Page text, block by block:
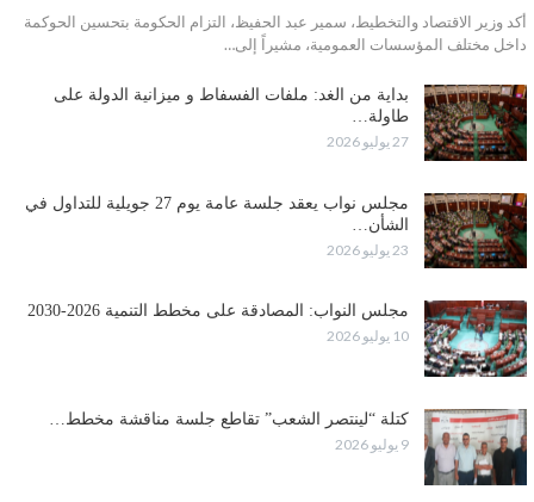
أكد وزير الاقتصاد والتخطيط، سمير عبد الحفيظ، التزام الحكومة بتحسين الحوكمة
داخل مختلف المؤسسات العمومية، مشيراً إلى…
بداية من الغد: ملفات الفسفاط و ميزانية الدولة على
طاولة…
27 يوليو 2026
مجلس نواب يعقد جلسة عامة يوم 27 جويلية للتداول في
الشأن…
23 يوليو 2026
مجلس النواب: المصادقة على مخطط التنمية 2026-2030
10 يوليو 2026
كتلة “لينتصر الشعب” تقاطع جلسة مناقشة مخطط…
9 يوليو 2026